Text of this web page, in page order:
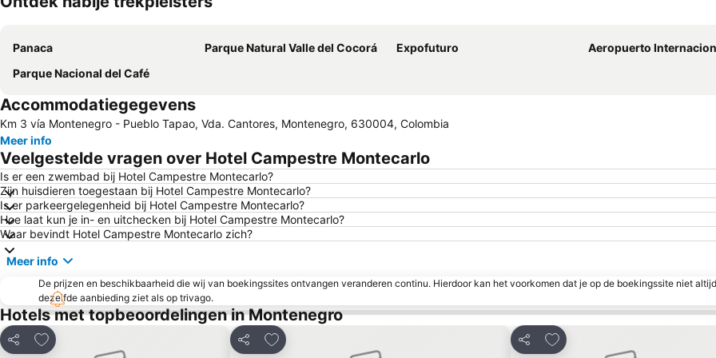
Panaca Parque Natural Valle del Cocorá Expofuturo
Aeropuerto Internacional
Parque Nacional del Café
Accommodatiegegevens
Km 3 vía Montenegro - Pueblo Tapao, Vda. Cantores, Montenegro, 630004, Colombia
Meer info
Veelgestelde vragen over Hotel Campestre Montecarlo
Is er een zwembad bij Hotel Campestre Montecarlo?
Zijn huisdieren toegestaan bij Hotel Campestre Montecarlo?
Is er parkeergelegenheid bij Hotel Campestre Montecarlo?
Hoe laat kun je in- en uitchecken bij Hotel Campestre Montecarlo?
Waar bevindt Hotel Campestre Montecarlo zich?
Meer info
De prijzen en beschikbaarheid die wij van boekingssites ontvangen veranderen continu. Hierdoor kan het voorkomen dat je op de boekingssite niet
dezelfde aanbieding ziet als op trivago.
Hotels met topbeoordelingen in Montenegro
Delen
Toevoegen aan favorieten
Delen
Toevoegen aan favorieten
Delen
Toevoegen aan favorieten